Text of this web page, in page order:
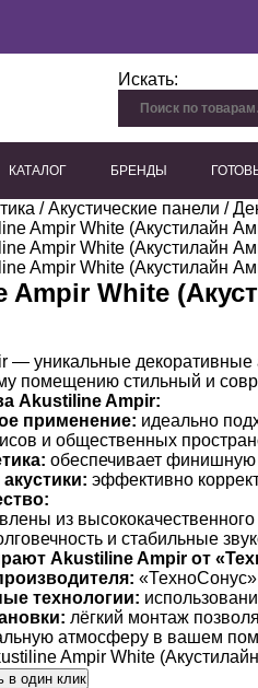
Искать:
КАТАЛОГ БРЕНДЫ
/Акустические панели /
Ampir White
— уникальные декоративные
помещению стильный и
Akustiline Ampir:
применение: идеально
и общественных
обеспечивает финишную
эффективно
из
и стабильные
Akustiline Ampir от
технологии:
лёгкий монтаж
атмосферу в вашем
Ampir White
в один клик